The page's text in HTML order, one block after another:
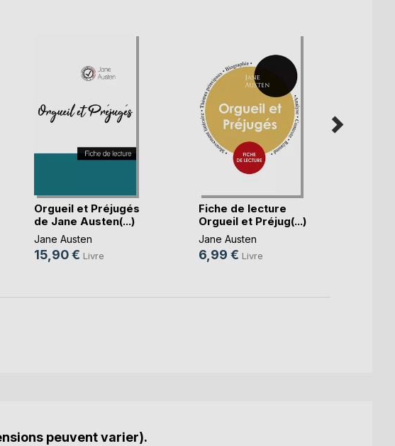
Orgueil et Préjugés
de Jane Austen(...)
Jane Austen
15,90 € Livre
Fiche de lecture
Orgueil et Préjug(...)
Jane Austen
6,99 € Livre
peuvent varier).